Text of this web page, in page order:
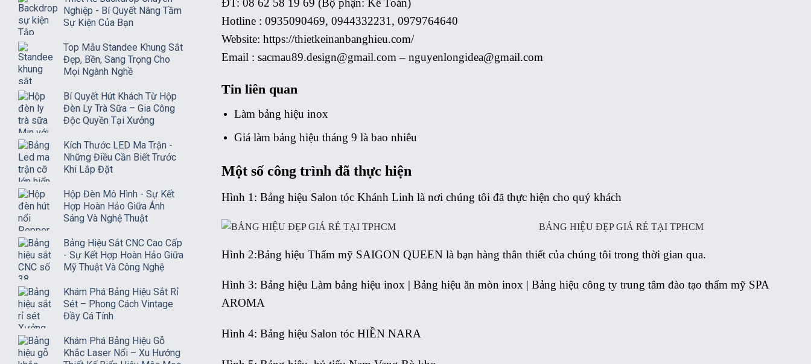
Nghiệp - Bí Quyết Nâng Tầm
Sự Kiện Của Bạn
Top Mẫu Standee Khung Sắt
Đẹp, Bền, Sang Trọng Cho
Mọi Ngành Nghề
Bí Quyết Hút Khách Từ Hộp
Đèn Ly Trà Sữa – Gia Công
Độc Quyền Tại Xưởng
Kích Thước LED Ma Trận -
Những Điều Cần Biết Trước
Khi Lắp Đặt
Hộp Đèn Mô Hình - Sự Kết
Hợp Hoàn Hảo Giữa Ánh
Sáng Và Nghệ Thuật
Bảng Hiệu Sắt CNC Cao Cấp
- Sự Kết Hợp Hoàn Hảo Giữa
Mỹ Thuật Và Công Nghệ
Khám Phá Bảng Hiệu Sắt Rỉ
Sét – Phong Cách Vintage
Đầy Cá Tính
Khám Phá Bảng Hiệu Gỗ
Khắc Laser Nổi – Xu Hướng
ĐT: 08 62 58 19 69 (Bộ phận: Kế Toán)
Hotline : 0935090469, 0944332231, 0979764640
Website: https://thietkeinanbanghieu.com/
Email : sacmau89.design@gmail.com – nguyenlongidea@gmail.com
Tin liên quan
Làm bảng hiệu inox
Giá làm bảng hiệu tháng 9 là bao nhiêu
Một số công trình đã thực hiện
Hình 1: Bảng hiệu Salon tóc Khánh Linh là nơi chúng tôi đã thực hiện cho quý khách
BẢNG HIỆU ĐẸP GIÁ RẺ TẠI TPHCM
Hình 2:Bảng hiệu Thẩm mỹ SAIGON QUEEN là bạn hàng thân thiết của chúng tôi trong thời gian qua.
Hình 3: Bảng hiệu Làm bảng hiệu inox | Bảng hiệu ăn mòn inox | Bảng hiệu công ty trung tâm đào tạo thẩm mỹ SPA
AROMA
Hình 4: Bảng hiệu Salon tóc HIỀN NARA